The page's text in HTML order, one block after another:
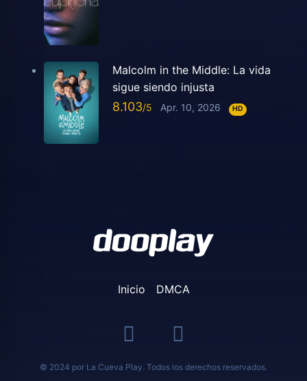
Malcolm in the Middle: La vida
sigue siendo injusta
8.103 Apr. 10, 2026 HD
Inicio DMCA
© 2024 por La Cueva Play. Todos los derechos reservados.